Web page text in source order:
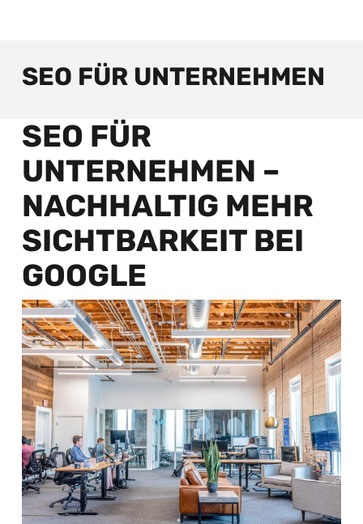
SEO FÜR UNTERNEHMEN
SEO FÜR
UNTERNEHMEN –
NACHHALTIG MEHR
SICHTBARKEIT BEI
GOOGLE